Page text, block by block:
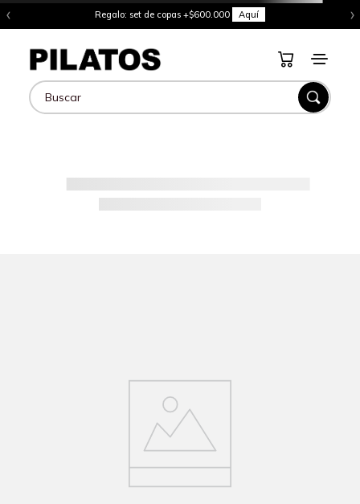
‹ Regalo: set de copas +$600.000 Aquí ›
Buscar